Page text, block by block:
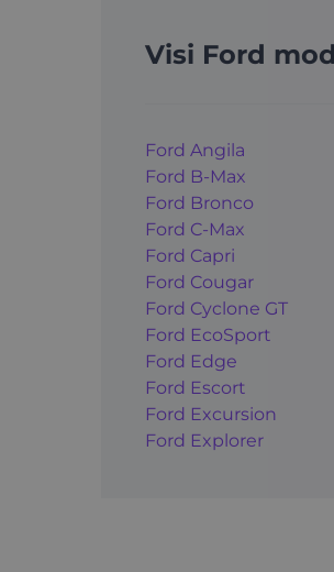
Visi Ford
Ford Angila
Ford B-Max
Ford Bronco
Ford C-Max
Ford Capri
Ford Cougar
Ford Cyclone GT
Ford EcoSport
Ford Edge
Ford Escort
Ford Excursion
Ford Explorer